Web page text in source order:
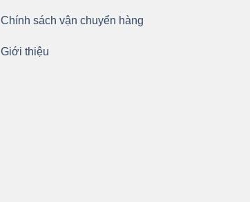
Chính sách vận chuyển hàng
Giới thiệu